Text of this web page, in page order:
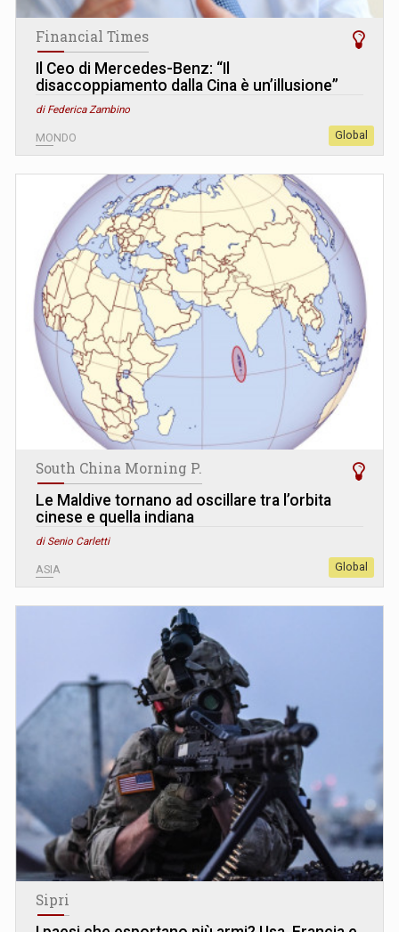
Financial Times
Il Ceo di Mercedes-Benz: “Il
disaccoppiamento dalla Cina è un’illusione”
di Federica Zambino
MONDO Global
South China Morning P.
Le Maldive tornano ad oscillare tra l’orbita
cinese e quella indiana
di Senio Carletti
ASIA Global
Sipri